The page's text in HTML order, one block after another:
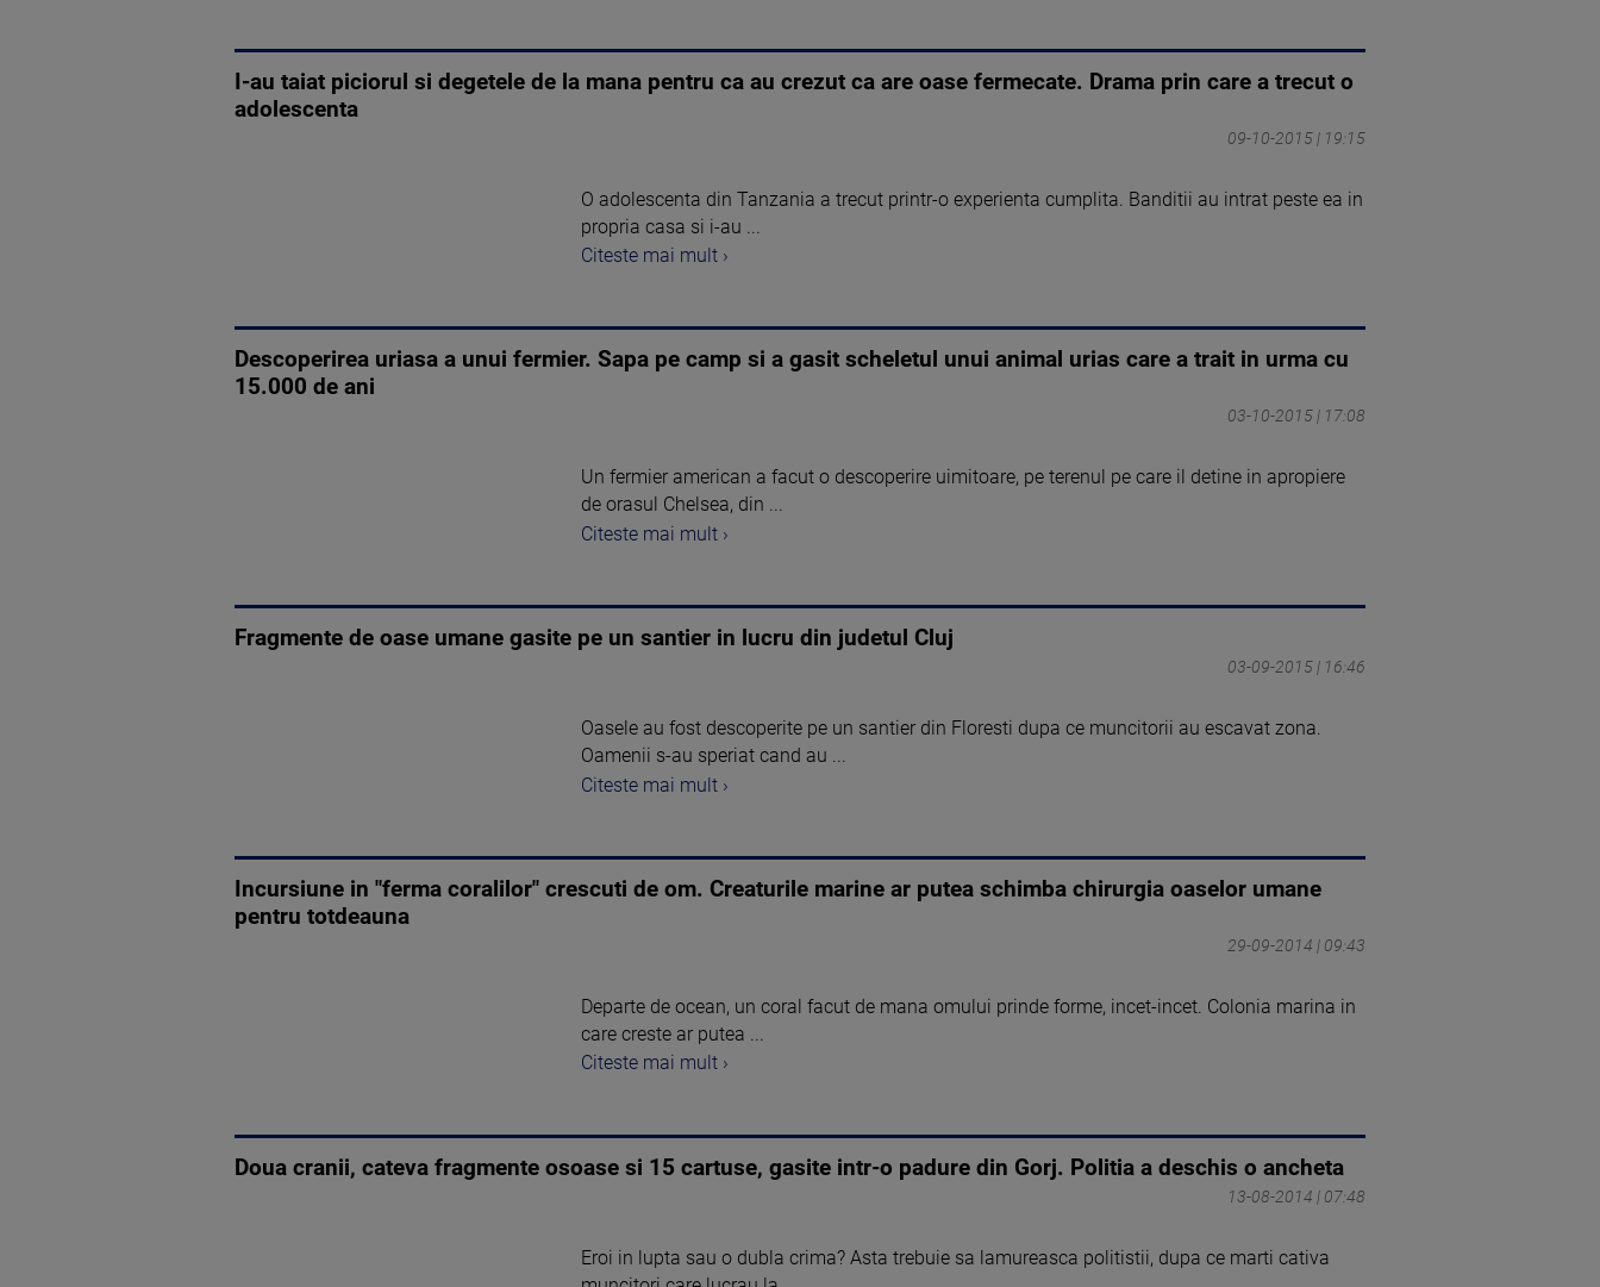
I-au taiat piciorul si degetele de la mana pentru ca au crezut ca are oase fermecate. Drama prin care a trecut o
adolescenta
09-10-2015 | 19:15
O adolescenta din Tanzania a trecut printr-o experienta cumplita. Banditii au intrat peste ea in
propria casa si i-au ...
Citeste mai mult ›
Descoperirea uriasa a unui fermier. Sapa pe camp si a gasit scheletul unui animal urias care a trait in urma cu
15.000 de ani
03-10-2015 | 17:08
Un fermier american a facut o descoperire uimitoare, pe terenul pe care il detine in apropiere
de orasul Chelsea, din ...
Citeste mai mult ›
Fragmente de oase umane gasite pe un santier in lucru din judetul Cluj
03-09-2015 | 16:46
Oasele au fost descoperite pe un santier din Floresti dupa ce muncitorii au escavat zona.
Oamenii s-au speriat cand au ...
Citeste mai mult ›
Incursiune in "ferma coralilor" crescuti de om. Creaturile marine ar putea schimba chirurgia oaselor umane
pentru totdeauna
29-09-2014 | 09:43
Departe de ocean, un coral facut de mana omului prinde forme, incet-incet. Colonia marina in
care creste ar putea ...
Citeste mai mult ›
Doua cranii, cateva fragmente osoase si 15 cartuse, gasite intr-o padure din Gorj. Politia a deschis o ancheta
13-08-2014 | 07:48
Eroi in lupta sau o dubla crima? Asta trebuie sa lamureasca politistii, dupa ce marti cativa